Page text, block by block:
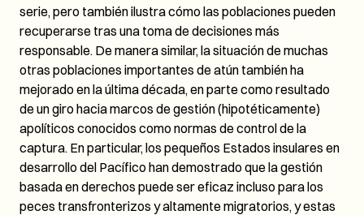
serie, pero también ilustra cómo las poblaciones pueden
recuperarse tras una toma de decisiones más
responsable. De manera similar, la situación de muchas
otras poblaciones importantes de atún también ha
mejorado en la última década, en parte como resultado
de un giro hacia marcos de gestión (hipotéticamente)
apolíticos conocidos como normas de control de la
captura. En particular, los pequeños Estados insulares en
desarrollo del Pacífico han demostrado que la gestión
basada en derechos puede ser eficaz incluso para los
peces transfronterizos y altamente migratorios, y estas